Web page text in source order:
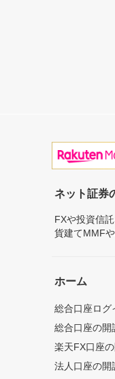
ネット証券
FXや投資信
貨建てMMF
ホーム
総合口座ログ
総合口座の開
楽天FX口座
法人口座の開